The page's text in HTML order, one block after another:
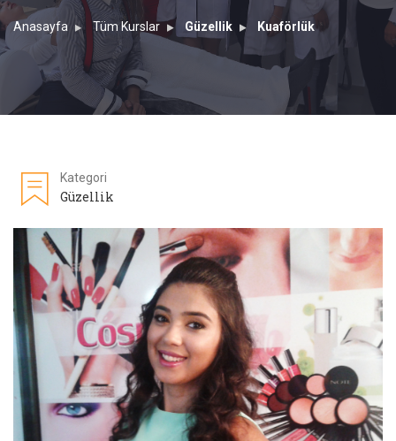
Anasayfa Tüm Kurslar Güzellik Kuaförlük
Kategori
Güzellik